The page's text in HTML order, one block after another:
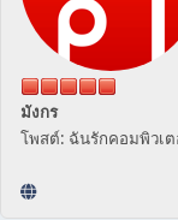
มังกร
โพสต์: ฉันรักคอมพิวเต